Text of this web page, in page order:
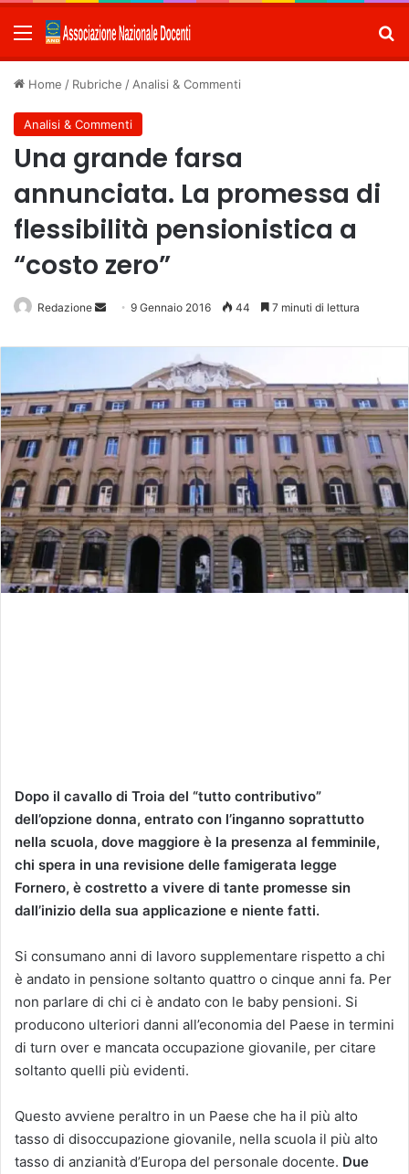
Menu
Home / Rubriche / Analisi & Commenti
Analisi & Commenti
Una grande farsa
annunciata. La promessa di
flessibilità pensionistica a
“costo zero”
Redazione
Invia 9 Gennaio 2016 44 7 minuti di lettura
Dopo il cavallo di Troia del “tutto contributivo”
dell’opzione donna, entrato con l’inganno soprattutto
nella scuola, dove maggiore è la presenza al femminile,
chi spera in una revisione delle famigerata legge
Fornero, è costretto a vivere di tante promesse sin
dall’inizio della sua applicazione e niente fatti.
Si consumano anni di lavoro supplementare rispetto a chi
è andato in pensione soltanto quattro o cinque anni fa. Per
non parlare di chi ci è andato con le baby pensioni. Si
producono ulteriori danni all’economia del Paese in termini
di turn over e mancata occupazione giovanile, per citare
soltanto quelli più evidenti.
Questo avviene peraltro in un Paese che ha il più alto
tasso di disoccupazione giovanile, nella scuola il più alto
tasso di anzianità d’Europa del personale docente. Due